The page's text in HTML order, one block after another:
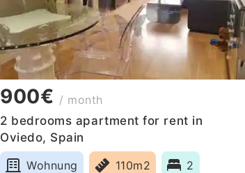
900€ / month
2 bedrooms apartment for rent in
Oviedo, Spain
Wohnung
110m2 2